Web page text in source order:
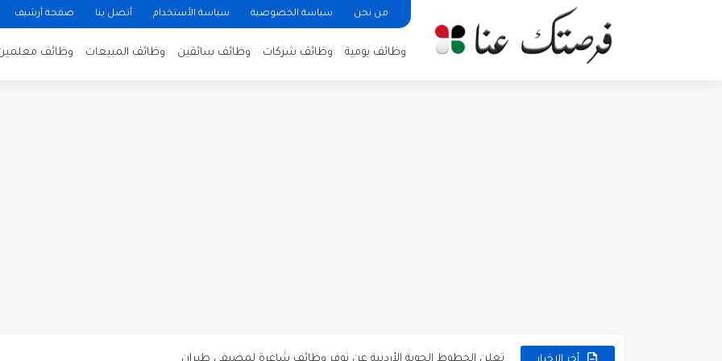
من نحن سياسة الخصوصية سياسة الأستخدام أتصل بنا صفحة أرشيف
وظائف يومية وظائف شركات وظائف سائقين وظائف المبيعات وظائف